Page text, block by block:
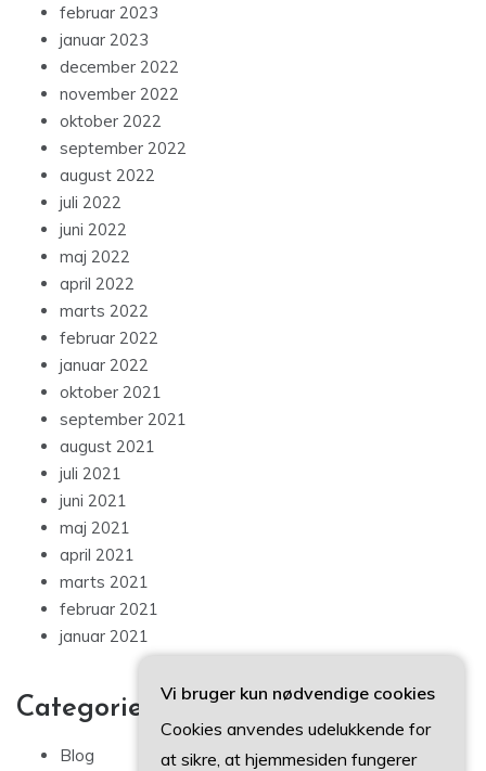
februar 2023
januar 2023
december 2022
november 2022
oktober 2022
september 2022
august 2022
juli 2022
juni 2022
maj 2022
april 2022
marts 2022
februar 2022
januar 2022
oktober 2021
september 2021
august 2021
juli 2021
juni 2021
maj 2021
april 2021
marts 2021
februar 2021
januar 2021
Categories
Blog
Vi bruger kun nødvendige cookies
Cookies anvendes udelukkende for
at sikre, at hjemmesiden fungerer